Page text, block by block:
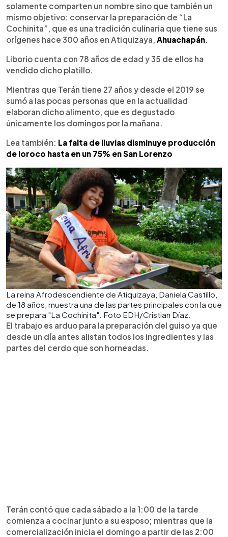
solamente comparten un nombre sino que también un
mismo objetivo: conservar la preparación de “La
Cochinita”, que es una tradición culinaria que tiene sus
orígenes hace 300 años en Atiquizaya, Ahuachapán
Liborio cuenta con 78 años de edad y 35 de ellos ha
vendido dicho platillo.
Mientras que Terán tiene 27 años y desde el 2019 se
sumó a las pocas personas que en la actualidad
elaboran dicho alimento, que es degustado
únicamente los domingos por la mañana.
Lea también: La falta de lluvias disminuye producción
de loroco hasta en un 75% en San Lorenzo
La reina Afrodescendiente de Atiquizaya, Daniela Castillo,
de 18 años, muestra una de las partes principales con la que
se prepara "La Cochinita". Foto EDH/Cristian Díaz.
El trabajo es arduo para la preparación del guiso ya que
desde un día antes alistan todos los ingredientes y las
partes del cerdo que son horneadas.
Terán contó que cada sábado a la 1:00 de la tarde
comienza a cocinar junto a su esposo; mientras que la
comercialización inicia el domingo a partir de las 2:00